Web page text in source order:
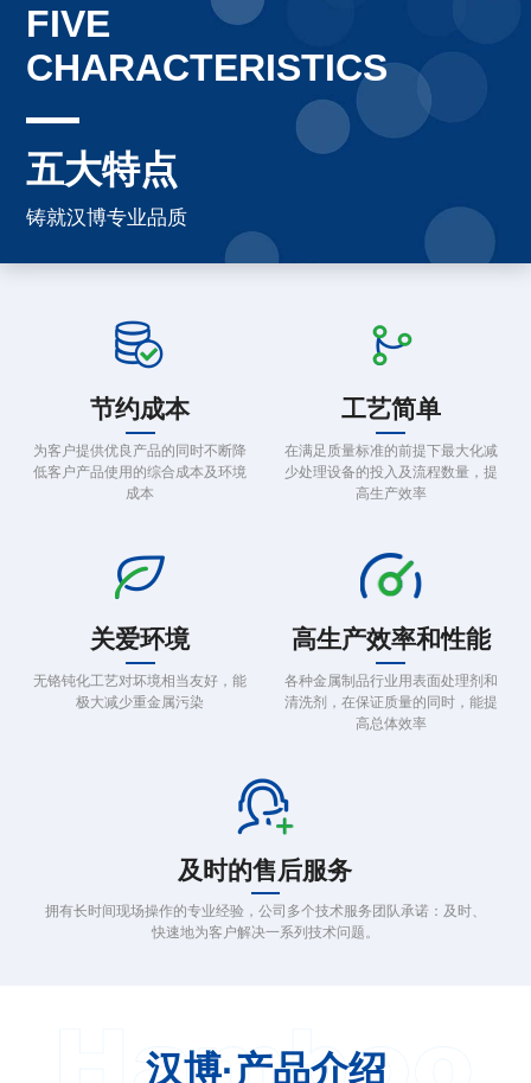
FIVE
CHARACTERISTICS
五大特点
铸就汉博专业品质
节约成本
为客户提供优良产品的同时不断降
低客户产品使用的综合成本及环境
成本
工艺简单
在满足质量标准的前提下最大化减
少处理设备的投入及流程数量，提
高生产效率
关爱环境
无铬钝化工艺对坏境相当友好，能
极大减少重金属污染
高生产效率和性能
各种金属制品行业用表面处理剂和
清洗剂，在保证质量的同时，能提
高总体效率
及时的售后服务
拥有长时间现场操作的专业经验，公司多个技术服务团队承诺：及时、
快速地为客户解决一系列技术问题。
汉博·产品介绍